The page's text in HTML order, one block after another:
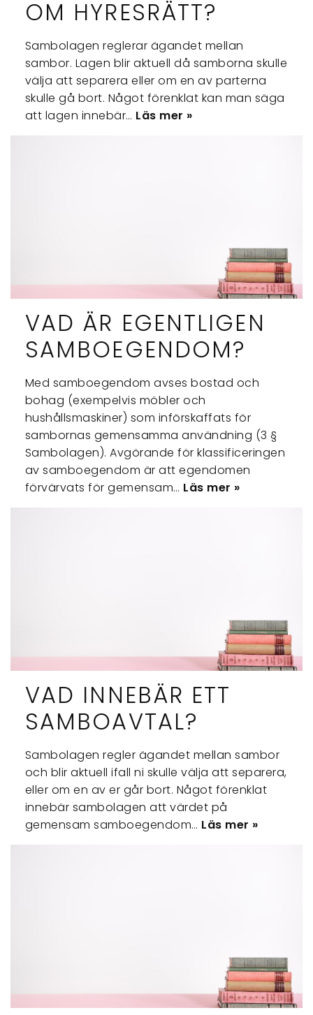
OM HYRESRÄTT?
Sambolagen reglerar ägandet mellan
sambor. Lagen blir aktuell då samborna skulle
välja att separera eller om en av parterna
skulle gå bort. Något förenklat kan man säga
att lagen innebär… Läs mer »
VAD ÄR EGENTLIGEN
SAMBOEGENDOM?
Med samboegendom avses bostad och
bohag (exempelvis möbler och
hushållsmaskiner) som införskaffats för
sambornas gemensamma användning (3 §
Sambolagen). Avgörande för klassificeringen
av samboegendom är att egendomen
förvärvats för gemensam… Läs mer »
VAD INNEBÄR ETT
SAMBOAVTAL?
Sambolagen regler ägandet mellan sambor
och blir aktuell ifall ni skulle välja att separera,
eller om en av er går bort. Något förenklat
innebär sambolagen att värdet på
gemensam samboegendom… Läs mer »